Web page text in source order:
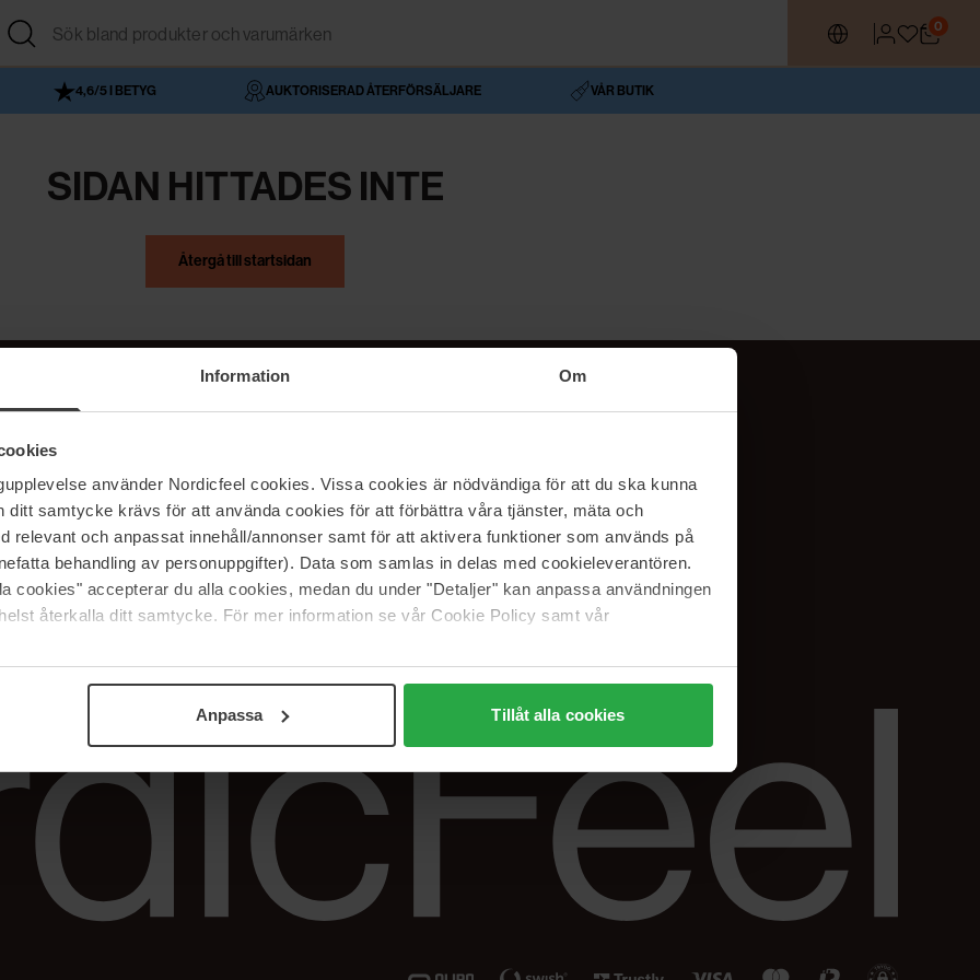
Information Om
använder Nordicfeel cookies. Vissa cookies är nödvändiga för att du ska kunna
ditt samtycke krävs för att använda cookies för att förbättra våra tjänster, mäta och
relevant och anpassat innehåll/annonser samt för att aktivera funktioner som används på
behandling av personuppgifter). Data som samlas in delas med cookieleverantören.
cookies" accepterar du alla cookies, medan du under "Detaljer" kan anpassa användningen
återkalla ditt samtycke. För mer information se vår Cookie Policy samt vår
Anpassa Tillåt alla cookies
0
4,6/5 I BETYG AUKTORISERAD ÅTERFÖRSÄLJARE VÅR BUTIK
SIDAN HITTADES INTE
Återgå till startsidan
NordicFeel
Vår butik
Våra varumärken
Jobba hos oss
Samarbeta med oss
The Beauty Edit
Hjälp
FAQ
Spåra min beställning
Returer &
reklamationer
Följ oss
Facebook
Instagram
Linkedin